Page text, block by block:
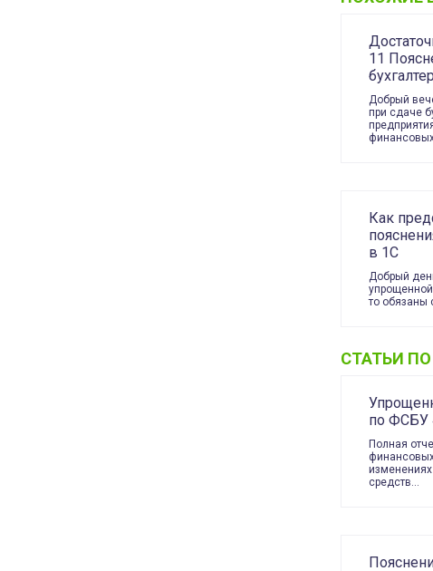
11
Добрый
при сдаче
Как
в 1С
Добрый
то обязаны
СТАТЬИ
по ФСБУ
Полная
средств…